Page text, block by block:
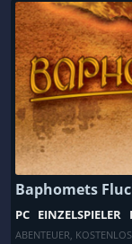
Baphomets
PC EINZELSPIELER
ABENTEUER,